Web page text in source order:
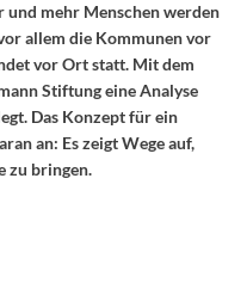
mehr Menschen werden
allem die Kommunen vor
vor Ort statt. Mit dem
Stiftung eine Analyse
Das Konzept für ein
an: Es zeigt Wege auf,
zu bringen.